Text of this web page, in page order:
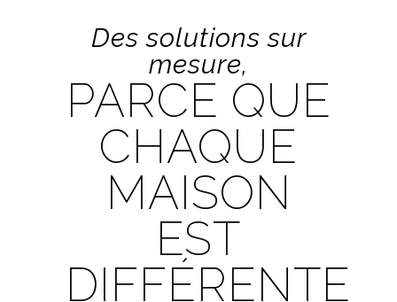
Des solutions sur
mesure,
PARCE QUE
CHAQUE
MAISON
EST
DIFFÉRENTE